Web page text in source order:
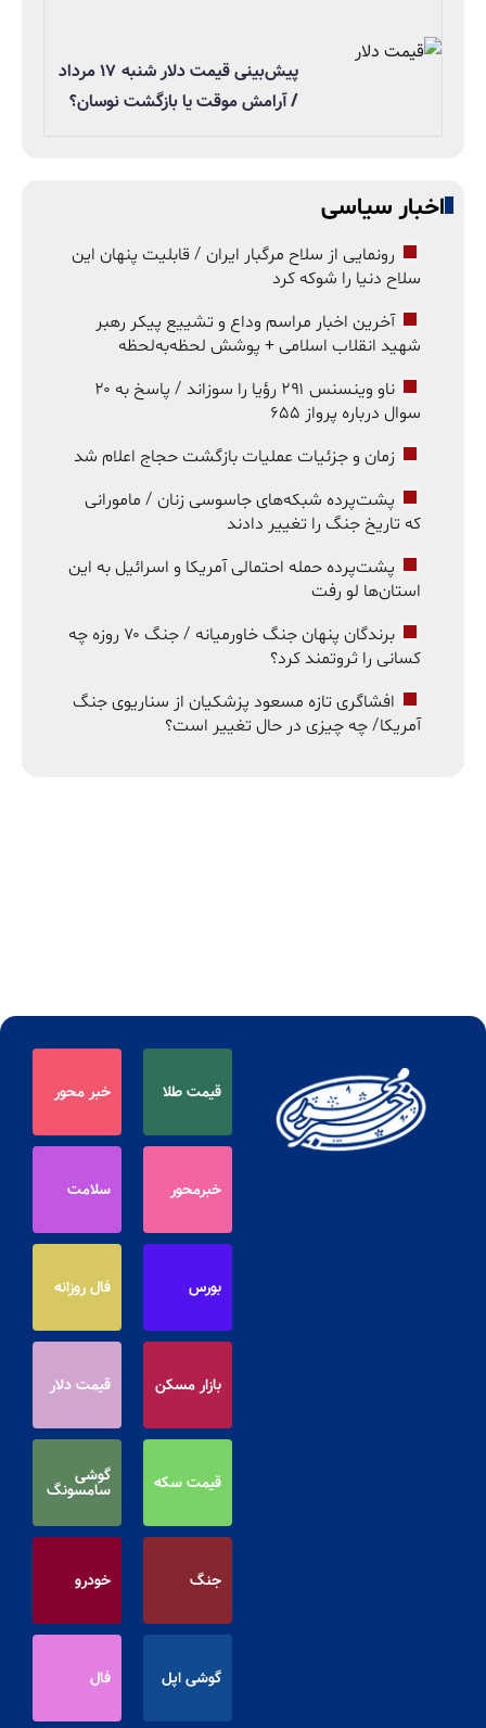
پیش‌بینی قیمت دلار شنبه ۱۷ مرداد
/ آرامش موقت یا بازگشت نوسان؟
اخبار سیاسی
رونمایی از سلاح مرگبار ایران / قابلیت پنهان این
سلاح دنیا را شوکه کرد
آخرین اخبار مراسم وداع و تشییع پیکر رهبر
شهید انقلاب اسلامی + پوشش لحظه‌به‌لحظه
ناو وینسنس ۲۹۱ رؤیا را سوزاند / پاسخ به ۲۰
سوال درباره پرواز ۶۵۵
زمان و جزئیات عملیات بازگشت حجاج اعلام شد
پشت‌پرده شبکه‌های جاسوسی زنان / مامورانی
که تاریخ جنگ را تغییر دادند
پشت‌پرده حمله احتمالی آمریکا و اسرائیل به این
استان‌ها لو رفت
برندگان پنهان جنگ خاورمیانه / جنگ ۷۰ روزه چه
کسانی را ثروتمند کرد؟
افشاگری تازه مسعود پزشکیان از سناریوی جنگ
آمریکا/ چه چیزی در حال تغییر است؟
قیمت طلا خبر محور
خبرمحور سلامت
بورس فال روزانه
بازار مسکن قیمت دلار
قیمت سکه گوشی
سامسونگ
جنگ خودرو
گوشی اپل فال